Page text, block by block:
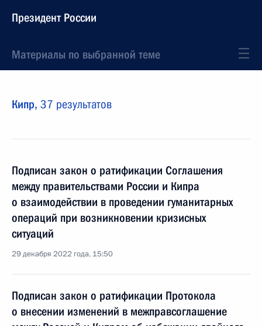
Президент России
Материалы по выбранной теме
Кипр, 37 результатов
Подписан закон о ратификации Соглашения
между правительствами России и Кипра
о взаимодействии в проведении гуманитарных
операций при возникновении кризисных
ситуаций
29 декабря 2022 года, 15:50
Подписан закон о ратификации Протокола
о внесении изменений в межправсоглашение